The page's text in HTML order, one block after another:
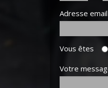
Adresse email
Vous êtes
Votre